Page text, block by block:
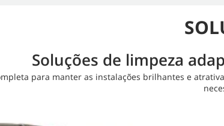
Soluções de limpeza
para manter as instalações brilhantes e